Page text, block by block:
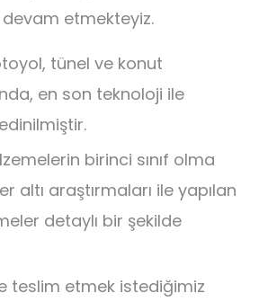
etmekteyiz.
tünel ve konut
en son teknoloji ile
birinci sınıf olma
altı araştırmaları ile yapılan
detaylı bir şekilde
teslim etmek istediğimiz